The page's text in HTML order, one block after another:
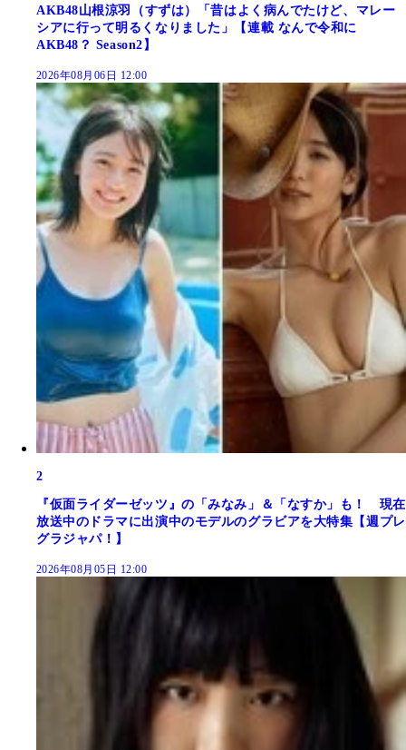
AKB48山根涼羽（すずは）「昔はよく病んでたけど、マレー
シアに行って明るくなりました」【連載 なんで令和に
AKB48？ Season2】
2026年08月06日 12:00
2
『仮面ライダーゼッツ』の「みなみ」＆「なすか」も！ 現在
放送中のドラマに出演中のモデルのグラビアを大特集【週プレ
グラジャパ！】
2026年08月05日 12:00